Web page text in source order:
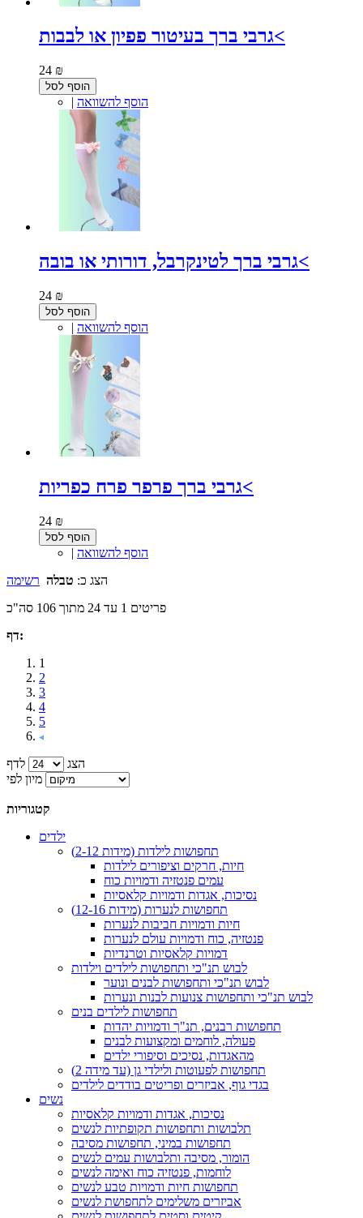
גרבי ברך בעיטור פפיון או לבבות<
24 ₪
הוסף לסל
| הוסף להשוואה
גרבי ברך לטינקרבל, דורותי או בובה<
24 ₪
הוסף לסל
| הוסף להשוואה
גרבי ברך פרפר פרח כפריות<
24 ₪
הוסף לסל
| הוסף להשוואה
הצג כ: טבלה רשימה
פריטים 1 עד 24 מתוך 106 סה"כ
דף:
1
2
3
4
5
הצג
לדף
מיון לפי
קטגוריות
ילדים
תחפושות לילדות (מידות 2-12)
חיות, חרקים וציפורים לילדות
עמים פנטזיה ודמויות כוח
נסיכות, אגדות ודמויות קלאסיות
תחפושות לנערות (מידות 12-16)
חיות ודמויות חביבות לנערות
פנטזיה, כוח ודמויות עולם לנערות
דמויות קלאסיות וטרנדיות
לבוש תנ"כי ותחפושות לילדים וילדות
לבוש תנ"כי ותחפושות לבנים ונוער
לבוש תנ"כי ותחפושות צנועות לבנות ונערות
תחפושות לילדים בנים
תחפושות רבנים, תנ"ך ודמויות יהדות
פעולה, לוחמים ומקצועות לבנים
מהאגדות, נסיכים וסיפורי ילדים
תחפושות לפעוטות ולילדי גן (עד מידה 2)
בגדי גוף, אביזרים ופריטים בודדים לילדים
נשים
נסיכות, אגדות ודמויות קלאסיות
תלבושות ותחפושות תקופתיות לנשים
תחפושות במיני, תחפושות מסיבה
הומור, מסיבה ותלבושות עמים לנשים
לוחמות, פנטזיה כוח ואימה לנשים
תחפושות חיות ודמויות טבע לנשים
אביזרים משלימים לתחפושת לנשים